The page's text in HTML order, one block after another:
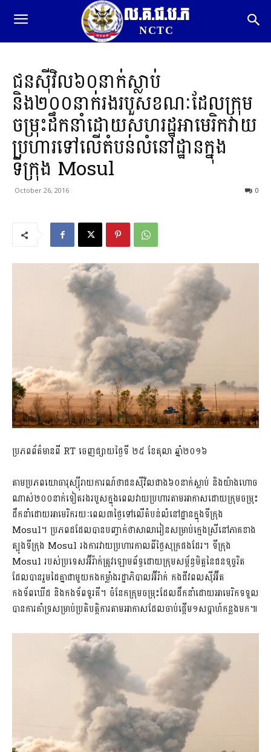
ល.គ.ជ.ប.ភ
NCTC
ជនស៊ីវិល៦០នាក់ស្លាប់
និង២០០នាក់រងរបួសខណៈដែលក្រុម
ចម្រុះដឹកនាំដោយសហរដ្ឋអាមេរិកវាយ
ប្រហារទៅលើតំបន់លំនៅដ្ឋានក្នុង
ទីក្រុង Mosul
October 26, 2016 0
ប្រភពព័ត៌មានពី RT ចេញផ្សាយថ្ងៃទី ២៥ ខែតុលា ឆ្នាំ២០១៦
តាមប្រភពយោធារុស្ស៊ីរាយការណ៍ថាជនស៊ីវិលជាង៦០នាក់ស្លាប់ និងយ៉ាងហោច
ណាស់២០០នាក់ទៀតរងរបួសក្នុងពេលវាយប្រហារតាមអាកាសដោយក្រុមចម្រុះ
ដឹកនាំដោយអាមេរិករយៈពេល៣ថ្ងៃទៅលើតំបន់លំនៅដ្ឋានក្នុងទីក្រុង
Mosul។ ប្រភពដដែលបានបញ្ចាក់ថាសាលារៀនសម្រាប់ក្មេងស្រីនៅភាគខាង
ត្បូងទីក្រុង Mosul រងការវាយប្រហារកាលពីថ្ងៃសុក្រផងដែរ។ ទីក្រុង
Mosul របស់ប្រទេសអ៊ីរ៉ាក់ត្រូវឡោមព័ទ្ធដោយក្រុមសម្ព័ន្ធមិត្តនៃជនទុច្ចរិត
ដែលបានរួមដៃគ្នាជាមួយកងកម្លាំងរដ្ឋាភិបាលអ៊ីរ៉ាក់ កងជីវពលស៊ីអ៊ីត
កងទ័ពឃើដ និងកងទ័ពទួរគី។ ចំនែកក្រុមចម្រុះដែលដឹកនាំដោយអាមេរិកទទួល
បានការគាំទ្រសម្រាប់ប្រតិបត្ដិការតាមអាកាសដែលចាប់ផ្តើម១សប្តាហ៍កន្លងមក៕